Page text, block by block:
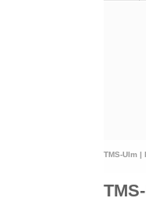
TMS-Ulm |